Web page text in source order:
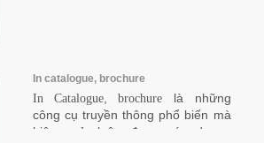
In catalogue, brochure
In Catalogue, brochurelà những
công cụ truyền thông phổ biến mà
hiệu quả, luôn được các doanh